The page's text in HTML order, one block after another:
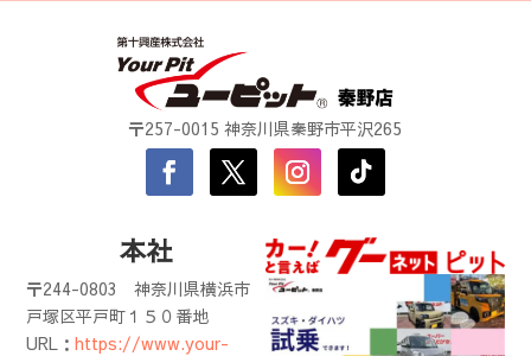
〒257-0015 神奈川県秦野市平沢265
本社
〒244-0803神奈川県横浜市
戸塚区平戸町１５０番地
URL：https://www.your-